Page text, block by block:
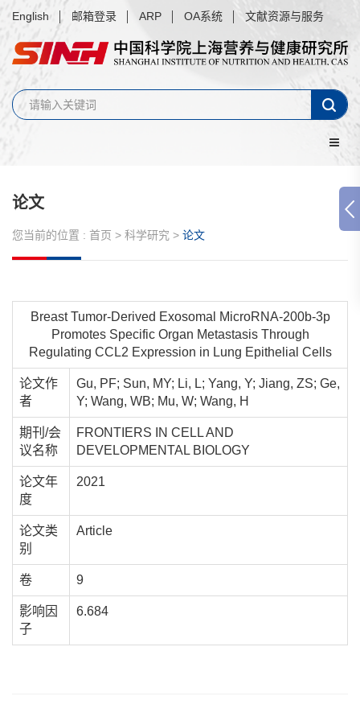
English 邮箱登录 ARP OA系统 文献资源与服务
论文
您当前的位置 : 首页 > 科学研究 > 论文
Breast Tumor-Derived Exosomal MicroRNA-200b-3p
Promotes Specific Organ Metastasis Through
Regulating CCL2 Expression in Lung Epithelial Cells
论文作
者
Gu, PF; Sun, MY; Li, L; Yang, Y; Jiang, ZS; Ge,
Y; Wang, WB; Mu, W; Wang, H
期刊/会
议名称
FRONTIERS IN CELL AND
DEVELOPMENTAL BIOLOGY
论文年
度
2021
论文类
别
Article
卷 9
影响因
子
6.684